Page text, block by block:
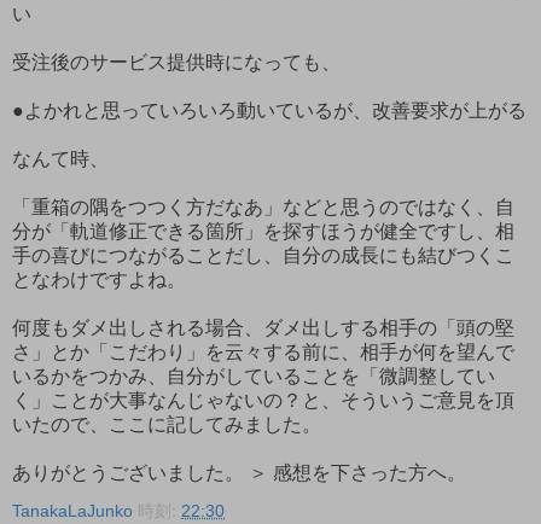
い
受注後のサービス提供時になっても、
●よかれと思っていろいろ動いているが、改善要求が上がる
なんて時、
「重箱の隅をつつく方だなあ」などと思うのではなく、自
分が「軌道修正できる箇所」を探すほうが健全ですし、相
手の喜びにつながることだし、自分の成長にも結びつくこ
となわけですよね。
何度もダメ出しされる場合、ダメ出しする相手の「頭の堅
さ」とか「こだわり」を云々する前に、相手が何を望んで
いるかをつかみ、自分がしていることを「微調整してい
く」ことが大事なんじゃないの？と、そういうご意見を頂
いたので、ここに記してみました。
ありがとうございました。 ＞ 感想を下さった方へ。
TanakaLaJunko 時刻: 22:30